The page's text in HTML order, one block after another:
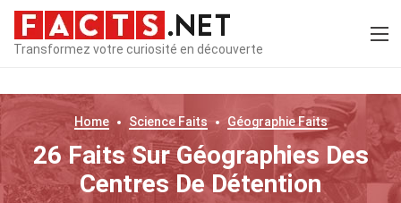
Transformez votre curiosité en découverte
Home ScienceFaits GéographieFaits
26 Faits Sur Géographies Des
Centres De Détention